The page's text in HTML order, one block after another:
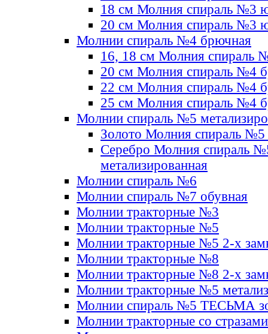
18 см Молния спираль №3
20 см Молния спираль №3
Молнии спираль №4 брючная
16, 18 см Молния спираль
20 см Молния спираль №4
22 см Молния спираль №4
25 см Молния спираль №4
Молнии спираль №5
Золото Молния спираль №5
Серебро Молния спираль
метализированная
Молнии спираль №6
Молнии спираль №7 обувная
Молнии тракторные №3
Молнии тракторные №5
Молнии тракторные №5 2-х
Молнии тракторные №8
Молнии тракторные №8 2-х
Молнии тракторные №5
Молнии спираль №5 ТЕСЬМА
Молнии тракторные со стразами